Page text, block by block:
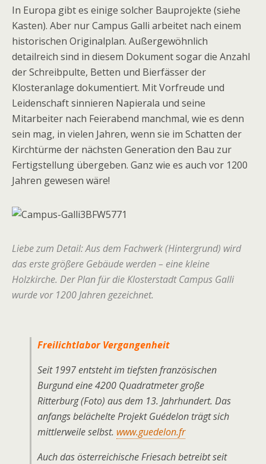
In Europa gibt es einige solcher Bauprojekte (siehe
Kasten). Aber nur Campus Galli arbeitet nach einem
historischen Originalplan. Außergewöhnlich
detailreich sind in diesem Dokument sogar die Anzahl
der Schreibpulte, Betten und Bierfässer der
Klosteranlage dokumentiert. Mit Vorfreude und
Leidenschaft sinnieren Napierala und seine
Mitarbeiter nach Feierabend manchmal, wie es denn
sein mag, in vielen Jahren, wenn sie im Schatten der
Kirchtürme der nächsten Generation den Bau zur
Fertigstellung übergeben. Ganz wie es auch vor 1200
Jahren gewesen wäre!
Liebe zum Detail: Aus dem Fachwerk (Hintergrund) wird
das erste größere Gebäude werden – eine kleine
Holzkirche. Der Plan für die Klosterstadt Campus Galli
wurde vor 1200 Jahren gezeichnet.
Freilichtlabor Vergangenheit
Seit 1997 entsteht im tiefsten französischen
Burgund eine 4200 Quadratmeter große
Ritterburg (Foto) aus dem 13. Jahrhundert. Das
anfangs belächelte Projekt Guédelon trägt sich
mittlerweile selbst. www.guedelon.fr
Auch das österreichische Friesach betreibt seit